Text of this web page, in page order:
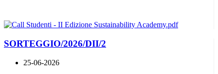
SORTEGGIO/2026/DII/2
25-06-2026